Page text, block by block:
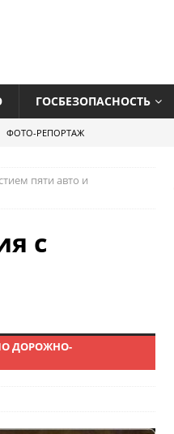
ГОСБЕЗОПАСНОСТЬ
ФОТО-РЕПОРТАЖ
пяти авто и
с
ДОРОЖНО-